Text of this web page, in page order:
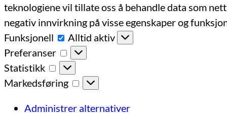
teknologiene vil tillate oss å behandle data som
negativ innvirkning på visse egenskaper og
Funksjonell
Funksjonell
Alltid aktiv
Preferanser
Preferanser
Statistikk
Statistikk
Markedsføring
Markedsføring
Administrer alternativer